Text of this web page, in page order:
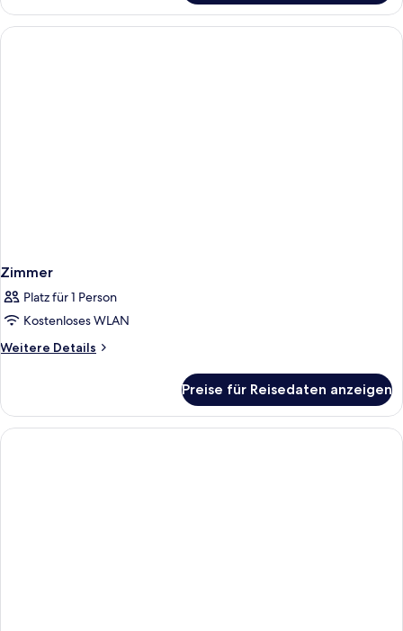
Suite
(parking
included)
Zimmer
Platz für 1 Person
Kostenloses WLAN
Weitere Details
Weitere
Preise für Reisedaten anzeigen